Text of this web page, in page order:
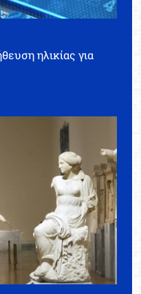
ηλικίας για